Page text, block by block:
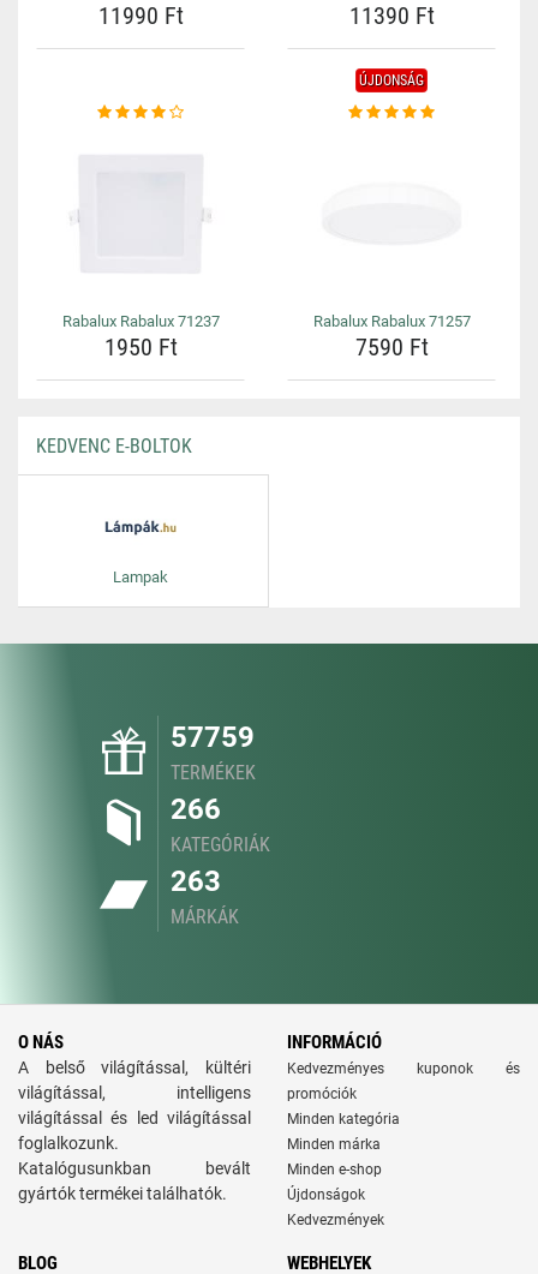
11990 Ft 11390 Ft
Rabalux Rabalux 71237
1950 Ft
ÚJDONSÁG
Rabalux Rabalux 71257
7590 Ft
KEDVENC E-BOLTOK
Lampak
57759
TERMÉKEK
266
KATEGÓRIÁK
263
MÁRKÁK
O NÁS
A belső világítással, kültéri
világítással, intelligens
világítással és led világítással
foglalkozunk.
Katalógusunkban bevált
gyártók termékei találhatók.
INFORMÁCIÓ
Kedvezményes kuponok és
promóciók
Minden kategória
Minden márka
Minden e-shop
Újdonságok
Kedvezmények
BLOG WEBHELYEK